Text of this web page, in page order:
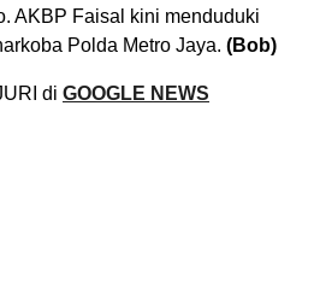
AKBP Faisal kini menduduki
Polda Metro Jaya. (Bob)
di GOOGLE NEWS